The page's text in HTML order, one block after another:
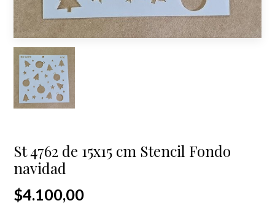
St 4762 de 15x15 cm Stencil Fondo
navidad
$4.100,00